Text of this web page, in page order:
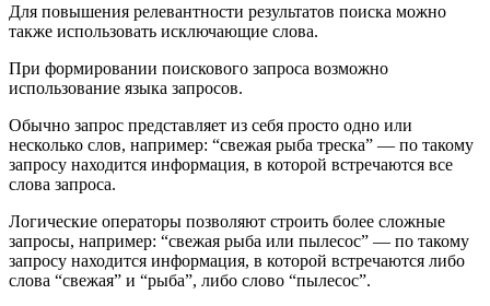
Для повышения релевантности результатов поиска можно
также использовать исключающие слова.
При формировании поискового запроса возможно
использование языка запросов.
Обычно запрос представляет из себя просто одно или
несколько слов, например: “свежая рыба треска” — по такому
запросу находится информация, в которой встречаются все
слова запроса.
Логические операторы позволяют строить более сложные
запросы, например: “свежая рыба или пылесос” — по такому
запросу находится информация, в которой встречаются либо
слова “свежая” и “рыба”, либо слово “пылесос”.